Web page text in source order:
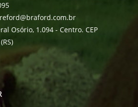
Osório, 1.094 - Centro. CEP